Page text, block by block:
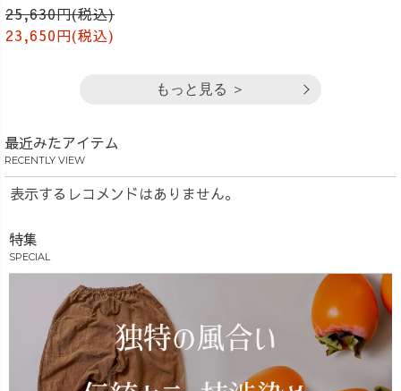
25,630円(税込)
23,650円(税込)
もっと見る ＞
最近みたアイテム
RECENTLY VIEW
表示するレコメンドはありません。
特集
SPECIAL